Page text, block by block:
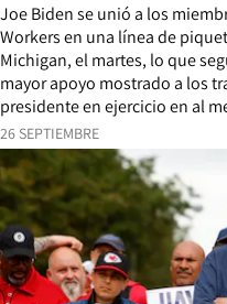
26 SEPTIEMBRE
Joe Biden se unió a los
Workers en una línea de
Michigan, el martes, lo que
mayor apoyo mostrado a los
presidente en ejercicio en al